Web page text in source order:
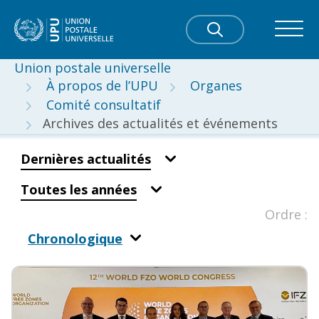
Union postale universelle
À propos de l’UPU
Organes
Comité consultatif
Archives des actualités et événements
Dernières actualités
Toutes les années
Ordre :
Chronologique